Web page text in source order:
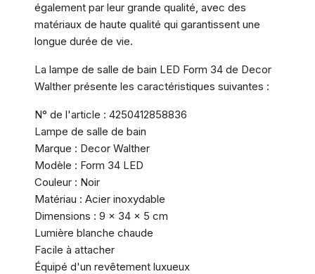
également par leur grande qualité, avec des
matériaux de haute qualité qui garantissent une
longue durée de vie.
La lampe de salle de bain LED Form 34 de Decor
Walther présente les caractéristiques suivantes :
N° de l'article : 4250412858836
Lampe de salle de bain
Marque : Decor Walther
Modèle : Form 34 LED
Couleur : Noir
Matériau : Acier inoxydable
Dimensions : 9 x 34 x 5 cm
Lumière blanche chaude
Facile à attacher
Équipé d'un revêtement luxueux